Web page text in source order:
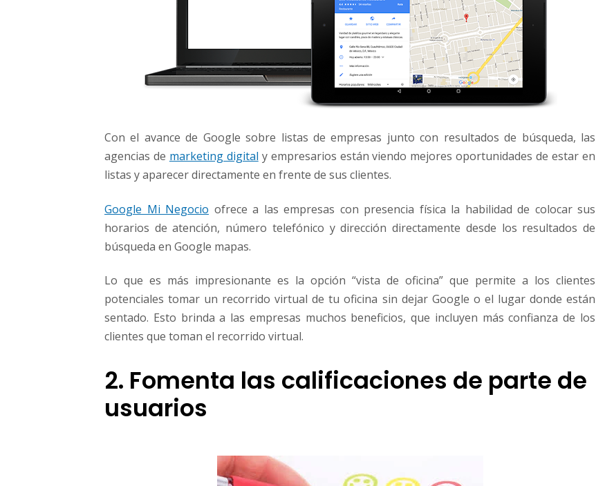
Con el avance de Google sobre listas de empresas junto con resultados de búsqueda, las
agencias de marketing digital y empresarios están viendo mejores oportunidades de estar en
listas y aparecer directamente en frente de sus clientes.
Google Mi Negocio ofrece a las empresas con presencia física la habilidad de colocar sus
horarios de atención, número telefónico y dirección directamente desde los resultados de
búsqueda en Google mapas.
Lo que es más impresionante es la opción “vista de oficina” que permite a los clientes
potenciales tomar un recorrido virtual de tu oficina sin dejar Google o el lugar donde están
sentado. Esto brinda a las empresas muchos beneficios, que incluyen más confianza de los
clientes que toman el recorrido virtual.
2. Fomenta las calificaciones de parte de
usuarios